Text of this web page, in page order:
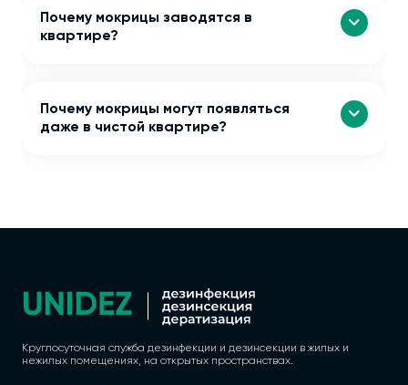
Почему мокрицы заводятся в
квартире?
Почему мокрицы могут появляться
даже в чистой квартире?
Круглосуточная служба дезинфекции и дезинсекции в жилых и
нежилых помещениях, на открытых пространствах.